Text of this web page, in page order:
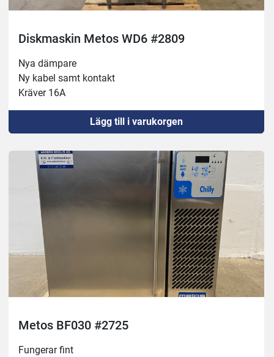
Diskmaskin Metos WD6 #2809
Nya dämpare
Ny kabel samt kontakt
Kräver 16A
Lägg till i varukorgen
Metos BF030 #2725
Fungerar fint